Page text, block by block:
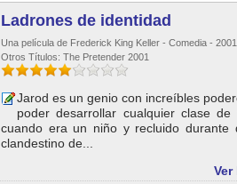
Ladrones de identidad
Una película de Frederick King Keller - Comedia - 2001
Otros Títulos: The Pretender 2001
Jarod es un genio con increíbles
poder desarrollar cualquier clase
cuando era un niño y recluido durante
clandestino de...